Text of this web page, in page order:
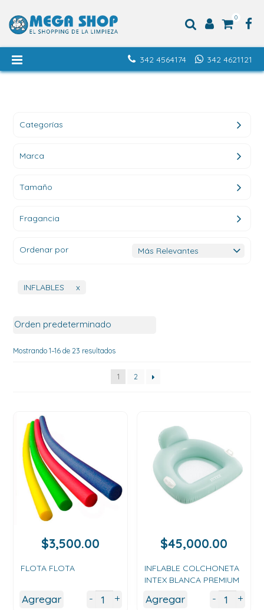
0
342 4621121
342 4564174
Categorías
Marca
Tamaño
Fragancia
Ordenar por
INFLABLES x
Mostrando 1–16 de 23 resultados
1 2
$3,500.00
FLOTA FLOTA
Agregar - +
$45,000.00
INFLABLE COLCHONETA
INTEX BLANCA PREMIUM
Agregar - +